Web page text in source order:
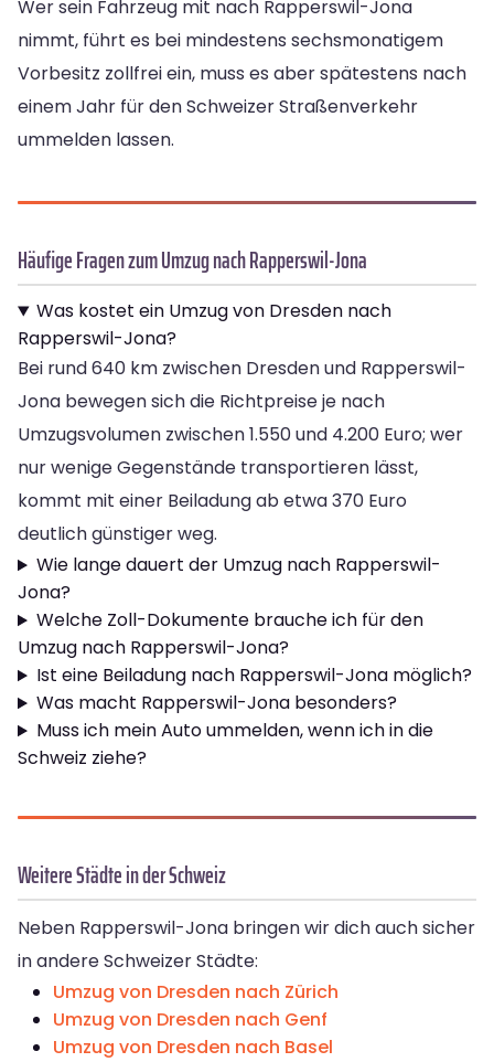
Wer sein Fahrzeug mit nach Rapperswil-Jona
nimmt, führt es bei mindestens sechsmonatigem
Vorbesitz zollfrei ein, muss es aber spätestens nach
einem Jahr für den Schweizer Straßenverkehr
ummelden lassen.
Häufige Fragen zum Umzug nach Rapperswil-Jona
Was kostet ein Umzug von Dresden nach
Rapperswil-Jona?
Bei rund 640 km zwischen Dresden und Rapperswil-
Jona bewegen sich die Richtpreise je nach
Umzugsvolumen zwischen 1.550 und 4.200 Euro; wer
nur wenige Gegenstände transportieren lässt,
kommt mit einer Beiladung ab etwa 370 Euro
deutlich günstiger weg.
Wie lange dauert der Umzug nach Rapperswil-
Jona?
Welche Zoll-Dokumente brauche ich für den
Umzug nach Rapperswil-Jona?
Ist eine Beiladung nach Rapperswil-Jona möglich?
Was macht Rapperswil-Jona besonders?
Muss ich mein Auto ummelden, wenn ich in die
Schweiz ziehe?
Weitere Städte in der Schweiz
Neben Rapperswil-Jona bringen wir dich auch sicher
in andere Schweizer Städte:
Umzug von Dresden nach Zürich
Umzug von Dresden nach Genf
Umzug von Dresden nach Basel